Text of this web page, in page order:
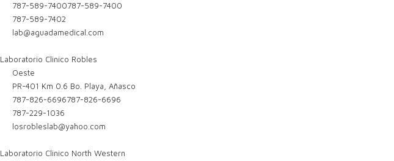
787-589-7400787-589-7400
787-589-7402
lab@aguadamedical.com
Laboratorio Clinico Robles
Oeste
PR-401 Km 0.6 Bo. Playa, Añasco
787-826-6696787-826-6696
787-229-1036
losrobleslab@yahoo.com
Laboratorio Clinico North Western